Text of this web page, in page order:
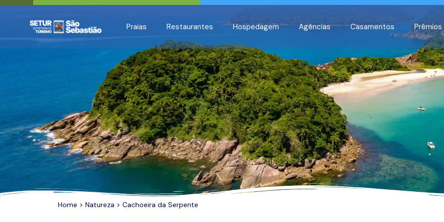
All filters
Praias Restaurantes Hospedagem Agências Casamentos Prêmios
Home > Natureza > Cachoeira da Serpente